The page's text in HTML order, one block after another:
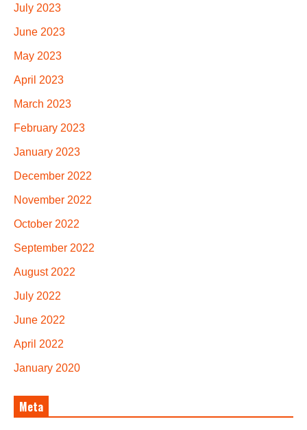
July 2023
June 2023
May 2023
April 2023
March 2023
February 2023
January 2023
December 2022
November 2022
October 2022
September 2022
August 2022
July 2022
June 2022
April 2022
January 2020
Meta